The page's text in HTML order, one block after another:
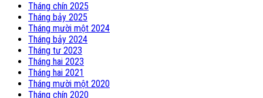
Tháng chín 2025
Tháng bảy 2025
Tháng mười một 2024
Tháng bảy 2024
Tháng tư 2023
Tháng hai 2023
Tháng hai 2021
Tháng mười một 2020
Tháng chín 2020